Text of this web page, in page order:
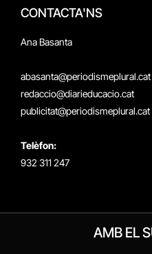
CONTACTA'NS
Ana Basanta
abasanta@periodismeplural.cat
redaccio@diarieducacio.cat
publicitat@periodismeplural.cat
Telèfon:
932 311 247
AMB EL